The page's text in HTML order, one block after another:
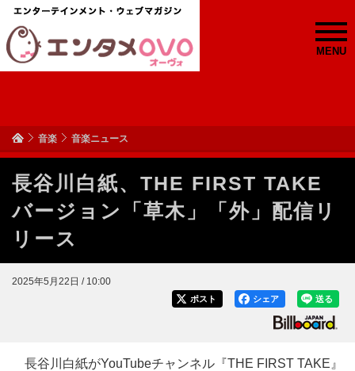
MENU
音楽 音楽ニュース
長谷川白紙、THE FIRST TAKE
バージョン「草木」「外」配信リ
リース
2025年5月22日 / 10:00
送る
シェア
ポスト
長谷川白紙がYouTubeチャンネル『THE FIRST TAKE』